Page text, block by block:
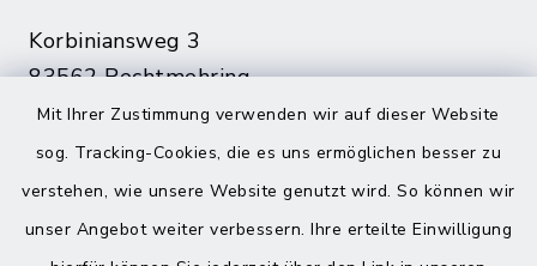
Mit Ihrer Zustimmung verwenden wir auf dieser Website
sog. Tracking-Cookies, die es uns ermöglichen besser zu
verstehen, wie unsere Website genutzt wird. So können wir
unser Angebot weiter verbessern. Ihre erteilte Einwilligung
Korbiniansweg 3
83562 Rechtmehring
08076 499
08076 8595
poststelle@vg-maitenbeth.de